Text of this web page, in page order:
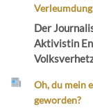
Der
Aktivistin
Oh, du mein
geworden?